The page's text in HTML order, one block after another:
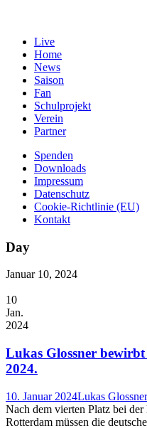
Live
Home
News
Saison
Fan
Schulprojekt
Verein
Partner
Spenden
Downloads
Impressum
Datenschutz
Cookie-Richtlinie (EU)
Kontakt
Day
Januar 10, 2024
10
Jan.
2024
Lukas Glossner
2024.
10. Januar 2024Lukas Glossner
Nach dem vierten Platz bei
Rotterdam müssen die